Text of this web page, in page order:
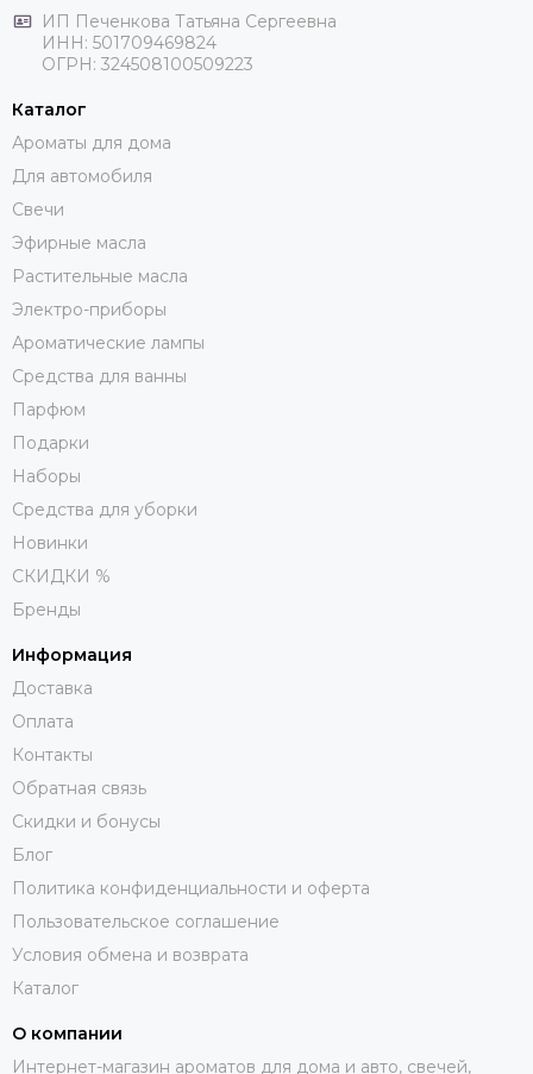
ИП Печенкова Татьяна Сергеевна
ИНН: 501709469824
ОГРН: 324508100509223
Каталог
Ароматы для дома
Для автомобиля
Свечи
Эфирные масла
Растительные масла
Электро-приборы
Ароматические лампы
Средства для ванны
Парфюм
Подарки
Наборы
Средства для уборки
Новинки
СКИДКИ %
Бренды
Информация
Доставка
Оплата
Контакты
Обратная связь
Скидки и бонусы
Блог
Политика конфиденциальности и оферта
Пользовательское соглашение
Условия обмена и возврата
Каталог
О компании
Интернет-магазин ароматов для дома и авто, свечей,